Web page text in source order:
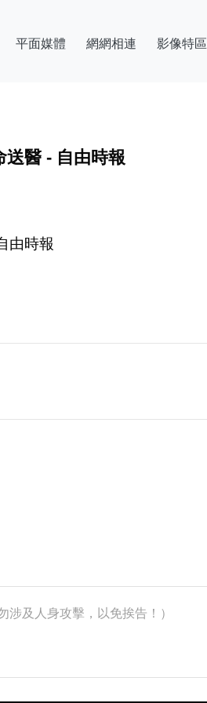
平面媒體 網網相連 影像特區
送醫 - 自由時報
由時報
涉及人身攻擊，以免挨告！）